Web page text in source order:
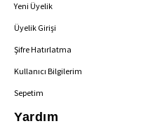
Yeni Üyelik
Üyelik Girişi
Şifre Hatırlatma
Kullanıcı Bilgilerim
Sepetim
Yardım